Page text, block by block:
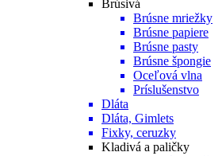
Brúsivá
Brúsne mriežky
Brúsne papiere
Brúsne pasty
Brúsne špongie
Oceľová vlna
Príslušenstvo
Dláta
Dláta, Gimlets
Fixky, ceruzky
Kladivá a paličky